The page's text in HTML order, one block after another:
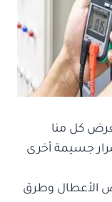
كل منا
جسيمة أخرى
الأعطال وطرق